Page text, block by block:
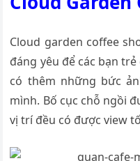
Cloud garden coffee
đáng yêu để các bạn
có thêm những bức
mình. Bố cục chỗ ngồi
vị trí đều có được view